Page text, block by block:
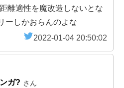
離適性を魔改造しないとな
ーしかおらんのよな
2022-01-04 20:50:02
ガ? さん